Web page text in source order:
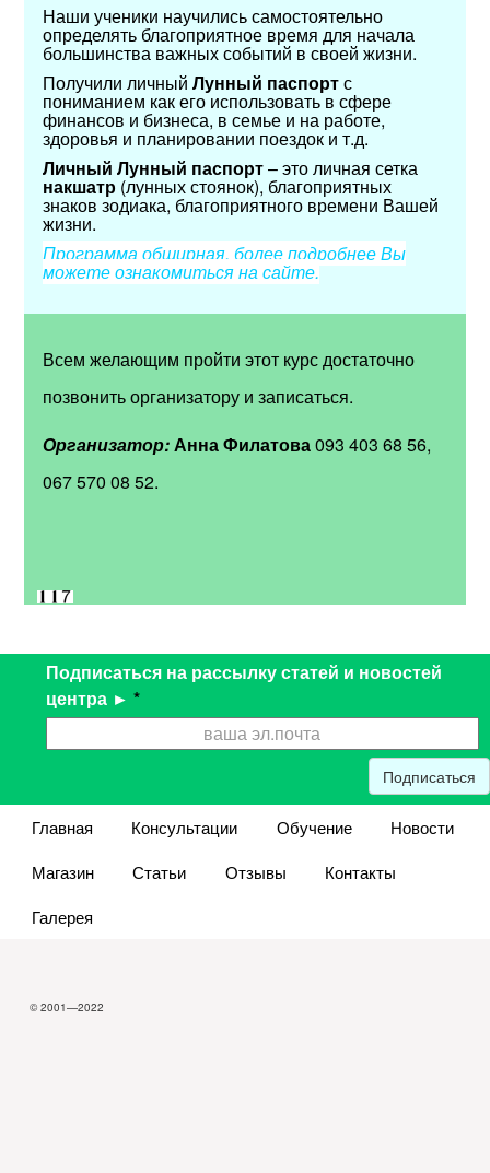
Наши ученики научились самостоятельно
определять благоприятное время для начала
большинства важных событий в своей жизни.
Получили личныйЛунный паспортс
пониманием как его использовать в сфере
финансов и бизнеса, в семье и на работе,
здоровья и планировании поездок и т.д.
Личный Лунный паспорт– это личная сетка
накшатр (лунных стоянок), благоприятных
знаков зодиака, благоприятного времени Вашей
жизни.
Программа обширная, более подробнее Вы
можете ознакомиться на сайте.
Всем желающим пройти этот курс достаточно
позвонить организатору и записаться.
Организатор:Анна Филатова093 403 68 56,
067 570 08 52.
Подписаться на рассылку статей и новостей
центра ► *
Подписаться
Главная Консультации Обучение
Новости
Магазин
Статьи Отзывы
Контакты
Галерея
© 2001—2022